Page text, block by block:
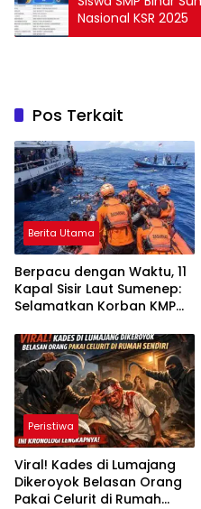
Nasional KSR 2025
Pos Terkait
Berita Utama
Berpacu dengan Waktu, 11
Kapal Sisir Laut Sumenep:
Selamatkan Korban KMP
Peristiwa
Viral! Kades di Lumajang
Dikeroyok Belasan Orang
Pakai Celurit di Rumah